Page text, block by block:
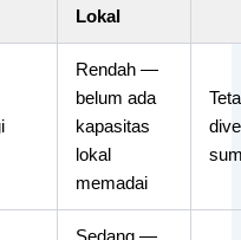
Lokal
Rendah —
belum ada
kapasitas
lokal
memadai
Sedang —